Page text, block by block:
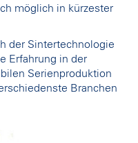
möglich in kürzester
der Sintertechnologie
Erfahrung in der
Serienproduktion
Branchen